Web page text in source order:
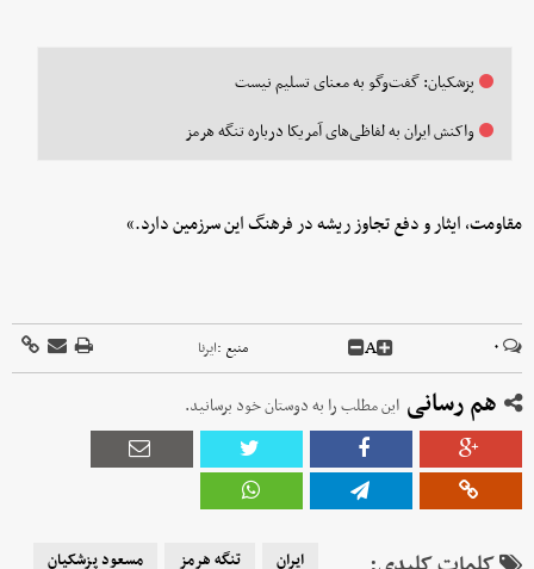
پزشکیان: گفت‌وگو به معنای تسلیم نیست
واکنش ایران به لفاظی‌های آمریکا درباره تنگه هرمز
مقاومت، ایثار و دفع تجاوز ریشه در فرهنگ این سرزمین دارد.»
۰ A منبع :ایرنا
هم رسانی این مطلب را به دوستان خود برسانید.
ایران تنگه هرمز
مسعود پزشکیان